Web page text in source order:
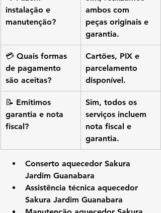
instalação e
manutenção?
ambos com
peças originais e
garantia.
💳 Quais formas
de pagamento
são aceitas?
Cartões, PIX e
parcelamento
disponível.
📝 Emitimos
garantia e nota
fiscal?
Sim, todos os
serviços incluem
nota fiscal e
garantia.
Conserto aquecedor Sakura
Jardim Guanabara
Assistência técnica aquecedor
Sakura Jardim Guanabara